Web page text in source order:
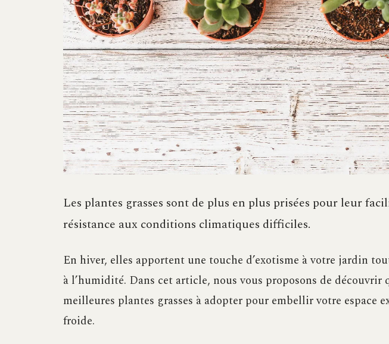
Les plantes grasses sont de plus en plus prisées pour leur
résistance aux conditions climatiques difficiles.
En hiver, elles apportent une touche d’exotisme à votre jardin
à l’humidité. Dans cet article, nous vous proposons de découvrir
meilleures plantes grasses à adopter pour embellir votre espace
froide.